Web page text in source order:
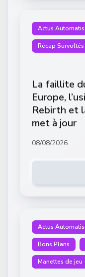
Actus
Récap Survoltés
La faillite
Europe,
Rebirth et
met à jour
08/08/2026
Actus
Bons Plans
Manettes de jeu